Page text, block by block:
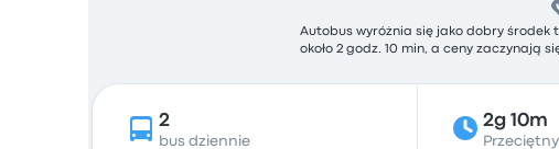
Autobus wyróżnia się jako dobry środek
około 2 godz. 10 min, a ceny zaczynają
2
bus dziennie
2g 10m